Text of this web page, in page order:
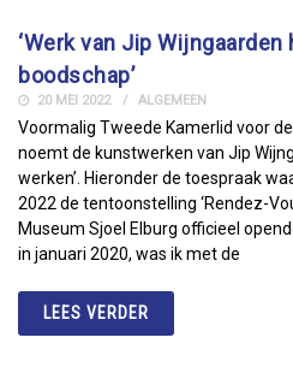
‘Werk van Jip
boodschap’
20 MEI 2022 ALGEMEEN
Voormalig Tweede Kamerlid voor
noemt de kunstwerken van Jip
werken’. Hieronder de toespraak
2022 de tentoonstelling ‘Rendez-
Museum Sjoel Elburg officieel
in januari 2020, was ik met de
LEES VERDER